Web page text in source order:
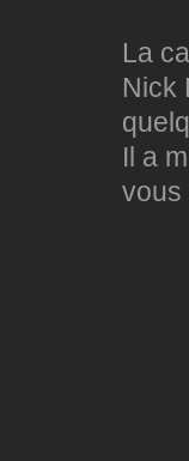
La
Nick
Il a
vous